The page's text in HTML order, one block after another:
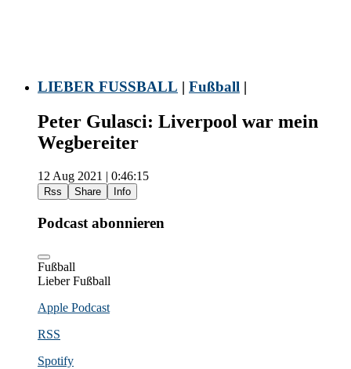
LIEBER FUSSBALL | Fußball |
Peter Gulasci: Liverpool war mein
Wegbereiter
12 Aug 2021 | 0:46:15
Rss Share Info
Podcast abonnieren
Fußball
Lieber Fußball
Apple Podcast
RSS
Spotify